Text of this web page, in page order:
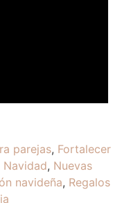
parejas, Fortalecer
Navidad, Nuevas
navideña, Regalos